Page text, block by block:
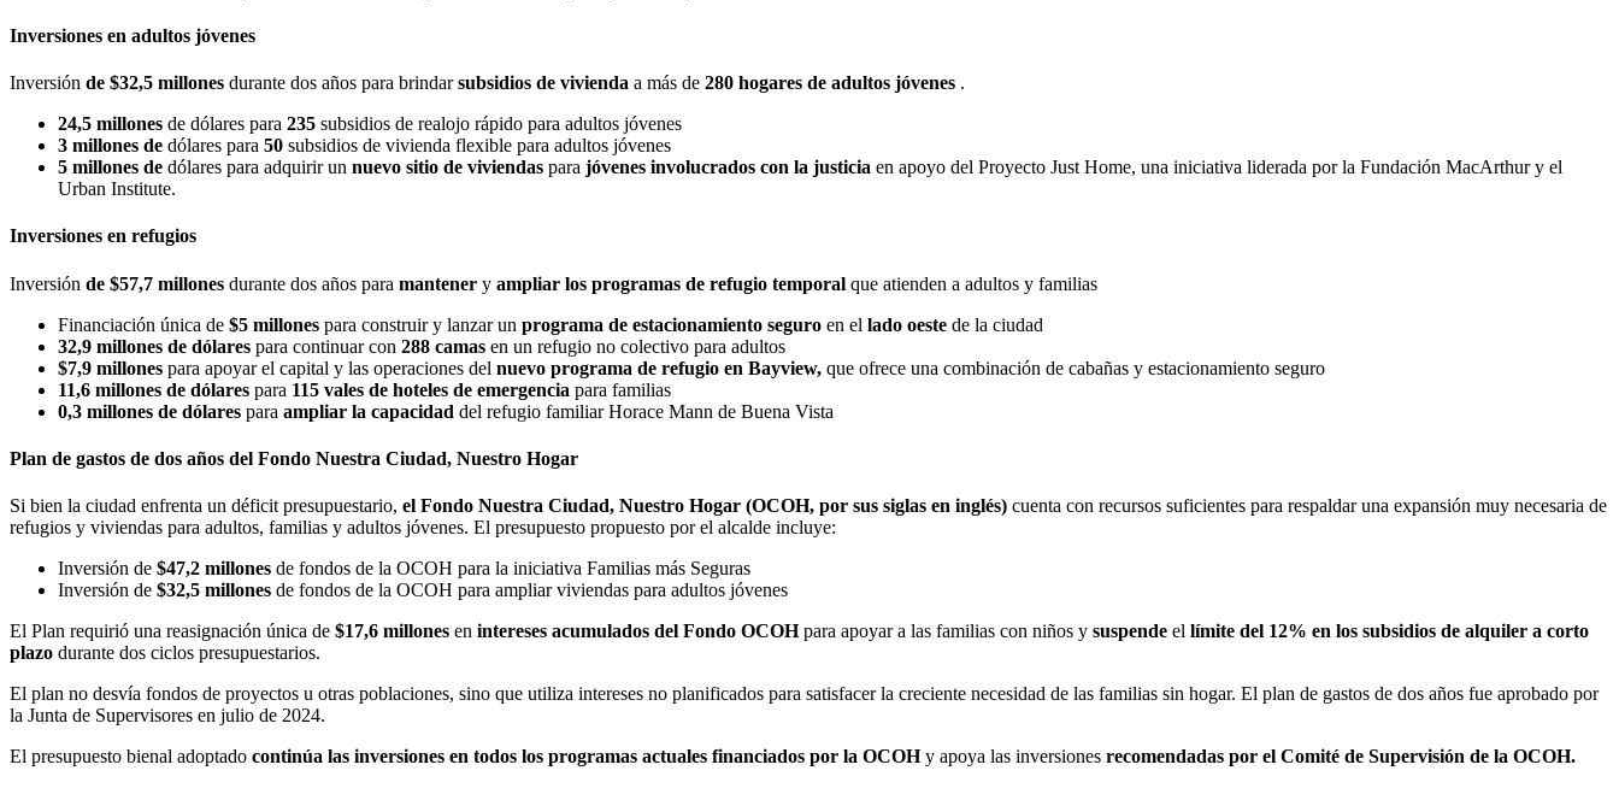
Inversiones en adultos jóvenes
Inversión de $32,5 millones durante dos años para brindarsubsidios de vivienda a más de 280 hogares de adultos jóvenes .
24,5 millones de dólares para 235 subsidios de realojo rápido para adultos jóvenes
3 millones de dólares para 50 subsidios de vivienda flexible para adultos jóvenes
5 millones de dólares para adquirir un nuevo sitio de viviendas para jóvenes involucrados con la justicia en apoyo del Proyecto Just Home, una iniciativa liderada por la Fundación MacArthur y el
Urban Institute.
Inversiones en refugios
Inversión de $57,7 millones durante dos años para mantener y ampliar los programas de refugio temporal que atienden a adultos y familias
Financiación única de $5 millones para construir y lanzar un programa de estacionamiento seguro en el lado oeste de la ciudad
32,9 millones de dólares para continuar con 288 camas en un refugio no colectivo para adultos
$7,9 millones para apoyar el capital y las operaciones del nuevo programa de refugio en Bayview, que ofrece una combinación de cabañas y estacionamiento seguro
11,6 millones de dólares para 115 vales de hoteles de emergencia para familias
0,3 millones de dólares para ampliar la capacidad del refugio familiar Horace Mann de Buena Vista
Plan de gastos de dos años del Fondo Nuestra Ciudad, Nuestro Hogar
Si bien la ciudad enfrenta un déficit presupuestario, el Fondo Nuestra Ciudad, Nuestro Hogar (OCOH, por sus siglas en inglés) cuenta con recursos suficientes para respaldar una expansión muy necesaria de
refugios y viviendas para adultos, familias y adultos jóvenes. El presupuesto propuesto por el alcalde incluye:
Inversión de $47,2 millones de fondos de la OCOH para la iniciativa Familias más Seguras
Inversión de $32,5 millones de fondos de la OCOH para ampliar viviendas para adultos jóvenes
El Plan requirió una reasignación única de $17,6 millones en intereses acumulados del Fondo OCOHpara apoyar a las familias con niños y suspende el límite del 12% en los subsidios de alquiler a corto
plazo durante dos ciclos presupuestarios.
El plan no desvía fondos de proyectos u otras poblaciones, sino que utiliza intereses no planificados para satisfacer la creciente necesidad de las familias sin hogar. El plan de gastos de dos años fue aprobado por
la Junta de Supervisores en julio de 2024.
El presupuesto bienal adoptado continúa las inversiones en todos los programas actuales financiados por la OCOHy apoya las inversiones recomendadas por el Comité de Supervisión de la OCOH.